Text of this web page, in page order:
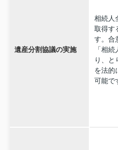
遺産分割協議の実施
相続人
取得す
す。合
「相
り、と
を法的
可能で